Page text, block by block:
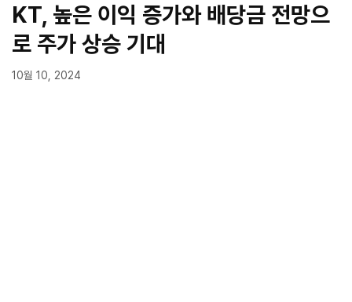
KT, 높은 이익 증가와 배당금 전망으
로 주가 상승 기대
10월 10, 2024